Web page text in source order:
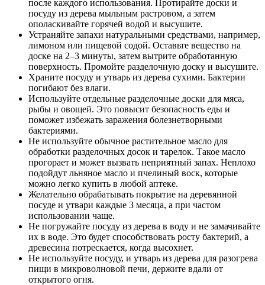
после каждого использования. Протирайте доски и
посуду из дерева мыльным растровом, а затем
ополаскивайте горячей водой и высушите.
Устраняйте запахи натуральными средствами, например,
лимоном или пищевой содой. Оставьте вещество на
доске на 2–3 минуты, затем вытрите обработанную
поверхность. Промойте разделочную доску и высушите.
Храните посуду и утварь из дерева сухими. Бактерии
погибают без влаги.
Используйте отдельные разделочные доски для мяса,
рыбы и овощей. Это повысит безопасность еды и
поможет избежать заражения болезнетворными
бактериями.
Не используйте обычное растительное масло для
обработки разделочных досок и тарелок. Такое масло
прогорает и может вызвать неприятный запах. Неплохо
подойдут льняное масло и пчелиный воск, которые
можно легко купить в любой аптеке.
Желательно обрабатывать покрытие на деревянной
посуде и утвари каждые 3 месяца, а при частом
использовании чаще.
Не погружайте посуду из дерева в воду и не замачивайте
их в воде. Это будет способствовать росту бактерий, а
древесина потрескается, когда высохнет.
Не используйте посуду, и утварь из дерева для разогрева
пищи в микроволновой печи, держите вдали от
открытого огня.